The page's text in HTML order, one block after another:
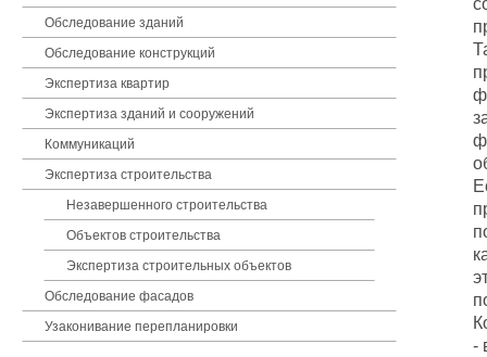
Обследование зданий
Обследование конструкций
Экспертиза квартир
Экспертиза зданий и сооружений
Коммуникаций
Экспертиза строительства
Незавершенного строительства
Объектов строительства
Экспертиза строительных объектов
Обследование фасадов
Узаконивание перепланировки
-